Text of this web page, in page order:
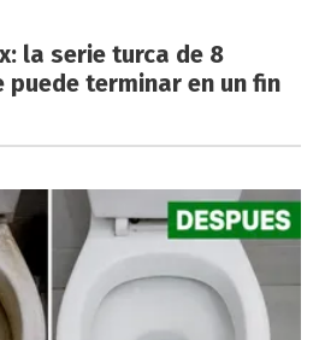
la serie turca de 8
puede terminar en un fin